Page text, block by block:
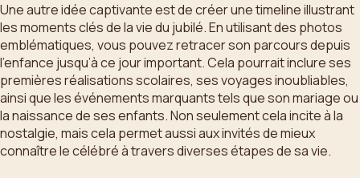
Une autre idée captivante est de créer une timeline illustrant
les moments clés de la vie du jubilé. En utilisant des photos
emblématiques, vous pouvez retracer son parcours depuis
l’enfance jusqu’à ce jour important. Cela pourrait inclure ses
premières réalisations scolaires, ses voyages inoubliables,
ainsi que les événements marquants tels que son mariage ou
la naissance de ses enfants. Non seulement cela incite à la
nostalgie, mais cela permet aussi aux invités de mieux
connaître le célébré à travers diverses étapes de sa vie.